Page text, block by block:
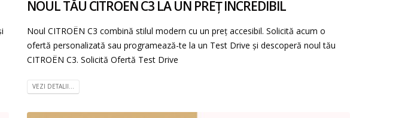
NOUL TĂU CITROËN C3 LA UN PREȚ INCREDIBIL
Noul CITROËN C3 combină stilul modern cu un preț accesibil. Solicită acum o
ofertă personalizată sau programează-te la un Test Drive și descoperă noul tău
CITROËN C3. Solicită Ofertă Test Drive
VEZI DETALII...